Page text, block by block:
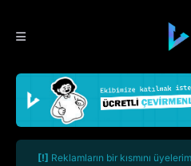
[!] Reklamların bir kısmını